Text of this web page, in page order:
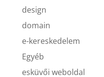
design
domain
e-kereskedelem
Egyéb
esküvői weboldal